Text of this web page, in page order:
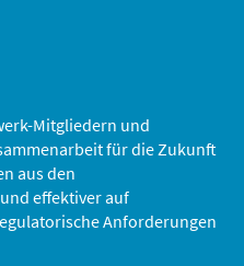
Mitgliedern und
für die Zukunft
aus den
effektiver auf
Anforderungen